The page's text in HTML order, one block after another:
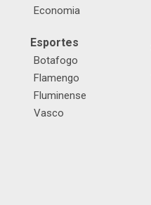
Economia
Esportes
Botafogo
Flamengo
Fluminense
Vasco